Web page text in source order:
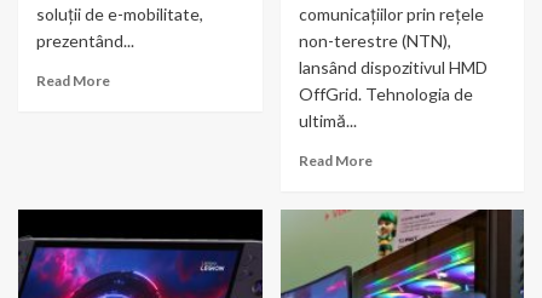
soluții de e-mobilitate,
prezentând...
Read More
comunicațiilor prin rețele
non-terestre (NTN),
lansând dispozitivul HMD
OffGrid. Tehnologia de
ultimă...
Read More